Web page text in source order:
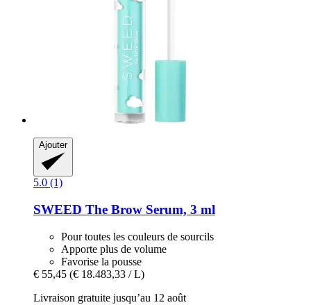
Ajouter
5.0 (1)
SWEED The Brow Serum, 3 ml
Pour toutes les couleurs de sourcils
Apporte plus de volume
Favorise la pousse
€ 55,45 (€ 18.483,33 / L)
Livraison gratuite jusqu’au 12 août